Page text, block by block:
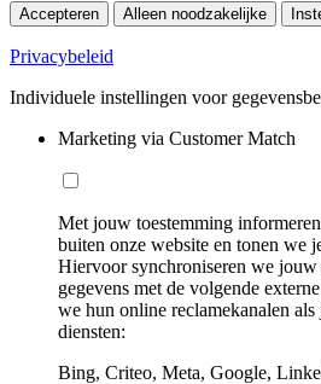
Accepteren Alleen noodzakelijke
Privacybeleid
Individuele instellingen voor
Marketing via Customer Match
Met jouw toestemming
buiten onze website en tonen we
Hiervoor synchroniseren we jouw
gegevens met de volgende
we hun online reclamekanalen
diensten:
Bing, Criteo, Meta, Google,